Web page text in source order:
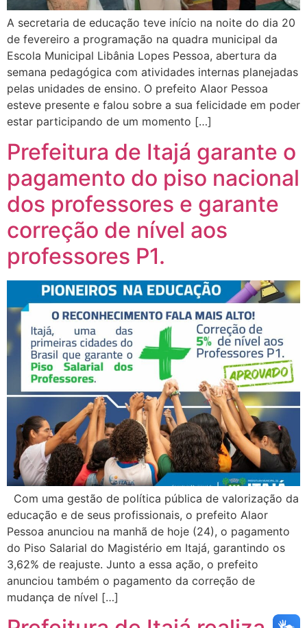
A secretaria de educação teve início na noite do dia 20
de fevereiro a programação na quadra municipal da
Escola Municipal Libânia Lopes Pessoa, abertura da
semana pedagógica com atividades internas planejadas
pelas unidades de ensino. O prefeito Alaor Pessoa
esteve presente e falou sobre a sua felicidade em poder
estar participando de um momento […]
Prefeitura de Itajá garante o
pagamento do piso nacional
dos professores e garante
correção de nível aos
professores P1.
Com uma gestão de política pública de valorização da
educação e de seus profissionais, o prefeito Alaor
Pessoa anunciou na manhã de hoje (24), o pagamento
do Piso Salarial do Magistério em Itajá, garantindo os
3,62% de reajuste. Junto a essa ação, o prefeito
anunciou também o pagamento da correção de
mudança de nível […]